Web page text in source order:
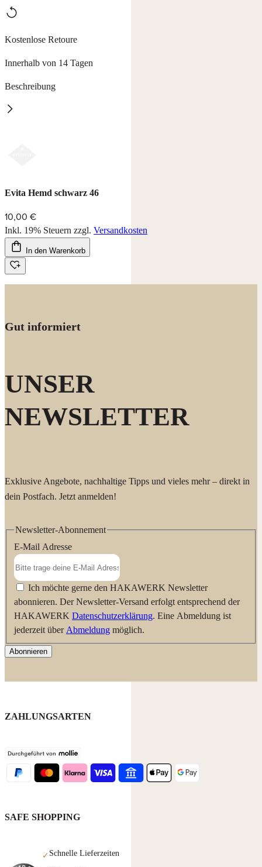
Kostenlose Retoure
Innerhalb von 14 Tagen
Beschreibung
Farbe: champagner und schwarz
Evita Hemd schwarz 46
10,00 €
Inkl. 19% Steuern zzgl. Versandkosten
In den Warenkorb
Gut informiert
UNSER
NEWSLETTER
Exklusive Angebote, nachhaltige Tipps und vieles mehr – direkt in
dein Postfach. Jetzt anmelden!
Newsletter-Abonnement
E-Mail Adresse
Ich möchte gerne den HAKAWERK Newsletter
abonnieren. Der Newsletter-Versand erfolgt entsprechend der
HAKAWERK Datenschutzerklärung. Eine Abmeldung ist
jederzeit über Abmeldung möglich.
Abonnieren
ZAHLUNGSARTEN
SAFE SHOPPING
✓ Schnelle Lieferzeiten